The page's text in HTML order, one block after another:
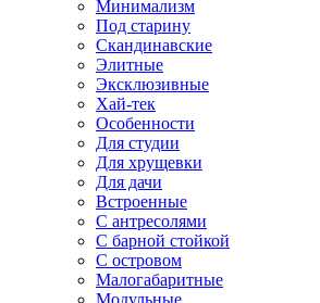
Минимализм
Под старину
Скандинавские
Элитные
Эксклюзивные
Хай-тек
Особенности
Для студии
Для хрущевки
Для дачи
Встроенные
С антресолями
С барной стойкой
С островом
Малогабаритные
Модульные